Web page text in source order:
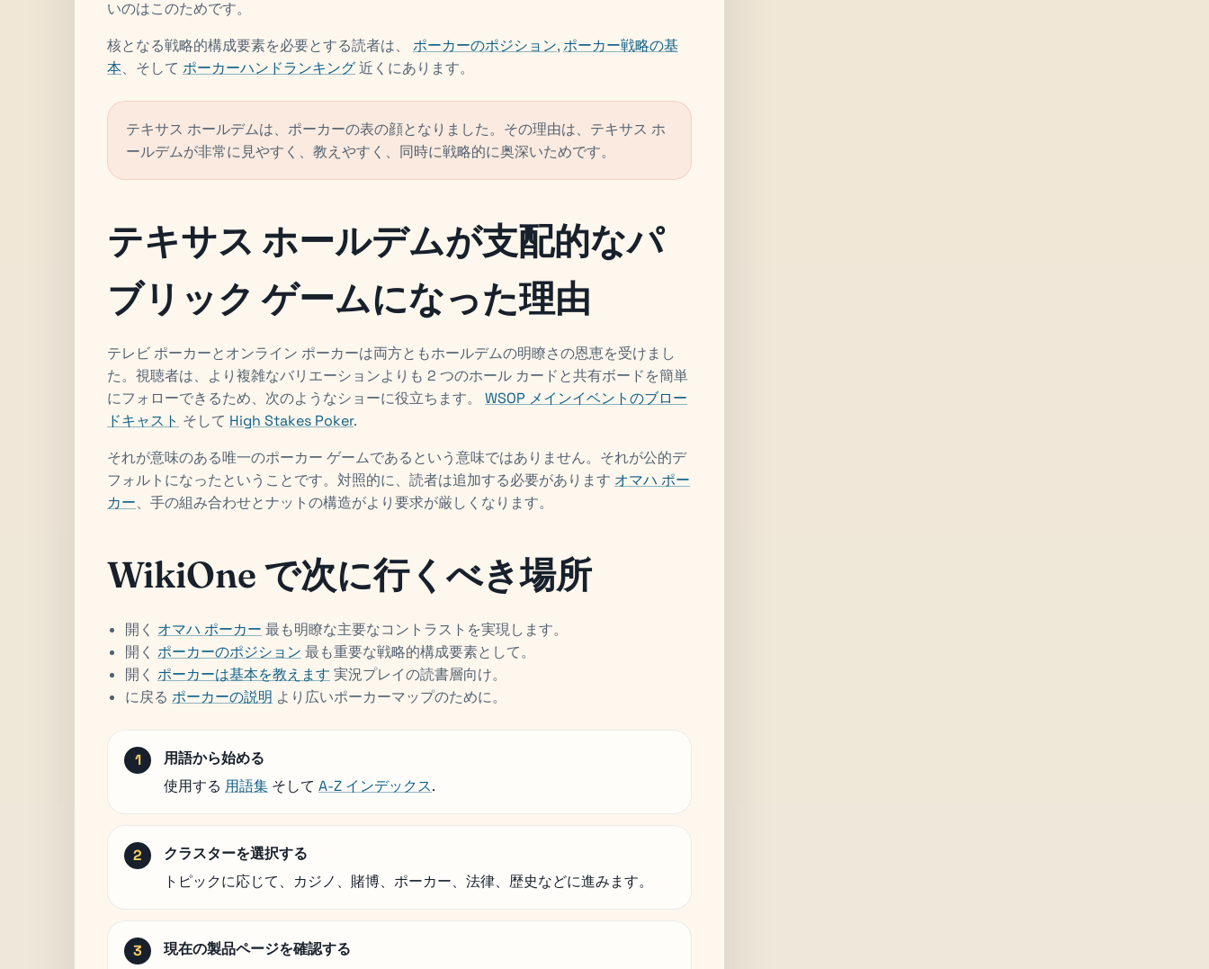
いのはこのためです。
核となる戦略的構成要素を必要とする読者は、 ポーカーのポジション,ポーカー戦略の基
本、そして ポーカーハンドランキング近くにあります。
テキサス ホールデムは、ポーカーの表の顔となりました。その理由は、テキサス ホ
ールデムが非常に見やすく、教えやすく、同時に戦略的に奥深いためです。
テキサス ホールデムが支配的なパ
ブリック ゲームになった理由
テレビ ポーカーとオンライン ポーカーは両方ともホールデムの明瞭さの恩恵を受けまし
た。視聴者は、より複雑なバリエーションよりも 2 つのホール カードと共有ボードを簡単
にフォローできるため、次のようなショーに役立ちます。 WSOP メインイベントのブロー
ドキャスト そして High Stakes Poker.
それが意味のある唯一のポーカー ゲームであるという意味ではありません。それが公的デ
フォルトになったということです。対照的に、読者は追加する必要があります オマハ ポー
カー、手の組み合わせとナットの構造がより要求が厳しくなります。
WikiOne で次に行くべき場所
開く オマハ ポーカー 最も明瞭な主要なコントラストを実現します。
開く ポーカーのポジション 最も重要な戦略的構成要素として。
開く ポーカーは基本を教えます 実況プレイの読書層向け。
に戻る ポーカーの説明 より広いポーカーマップのために。
用語から始める
使用する 用語集 そして A-Z インデックス.
クラスターを選択する
トピックに応じて、カジノ、賭博、ポーカー、法律、歴史などに進みます。
現在の製品ページを確認する